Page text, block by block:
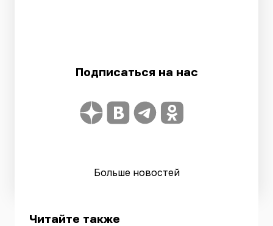
Подписаться на нас
Больше новостей
Читайте также